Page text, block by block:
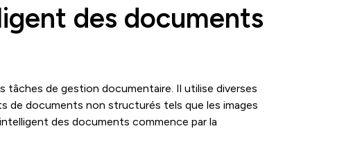
des documents
de gestion documentaire. Il utilise diverses
de documents non structurés tels que les images
des documents commence par la